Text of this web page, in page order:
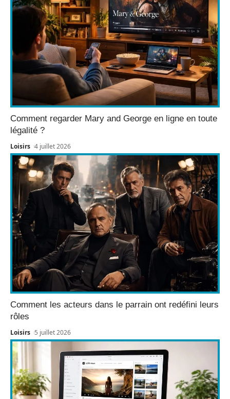
Comment regarder Mary and George en ligne en toute
légalité ?
Loisirs 4 juillet 2026
Comment les acteurs dans le parrain ont redéfini leurs
rôles
Loisirs 5 juillet 2026